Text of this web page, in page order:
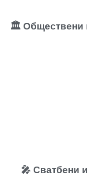
🏛️ Обществени
🎤 Сватбени